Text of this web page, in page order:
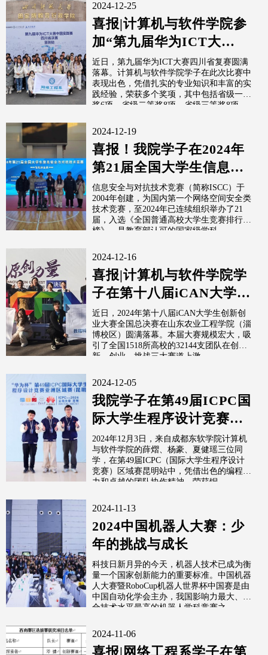
2024-12-25
喜报|计算机与软件学院参
加“第九届华为ICT大
赛”荣获佳绩
近日，第九届华为ICT大赛四川省复赛圆满
落幕。计算机与软件学院学子在此次比赛中
表现出色，凭借扎实的专业知识和丰富的实
践经验，荣获多个奖项，其中包括省级一等
奖6项、省级二等奖8项、省级三等奖8项。
2024-12-19
喜报！我院学子在2024年
第21届全国大学生信息安
全与对抗技术竞赛
（ISCC...
信息安全与对抗技术竞赛（简称ISCC）于
2004年创建，为国内第一个网络空间安全类
技术竞赛，至2024年已连续组织举办了21
届，入选《全国普通高校大学生竞赛排行
榜》，是教育部认可的国家级学科...
2024-12-16
喜报|计算机与软件学院学
子在第十八届iCAN大学生
创新创业大赛喜获国家级
奖项
近日，2024年第十八届iCAN大学生创新创
业大赛全国总决赛在山东农业工程学院（淄
博校区）圆满落幕。本届大赛规模宏大，吸
引了全国1518所高校的32144支团队在创
新、创业、挑战三大赛道上激...
2024-12-05
我院学子在第49届ICPC国
际大学生程序设计竞赛区
域赛昆明站荣获铜牌
2024年12月3日，来自成都东软学院计算机
与软件学院的薛熠、杨豪、夏健瑶三位同
学，在第49届ICPC（国际大学生程序设计
竞赛）区域赛昆明站中，凭借出色的编程能
力和卓越的团队协作精神，荣获铜...
2024-11-13
2024中国机器人大赛：少
年的挑战与成长
科技日新月异的今天，机器人技术已成为衡
量一个国家创新能力的重要标准。中国机器
人大赛暨RoboCup机器人世界杯中国赛是由
中国自动化学会主办，我国影响力最大、综
合技术水平最高的机器人学科竞赛之...
2024-11-06
喜报|网络工程系学子在第